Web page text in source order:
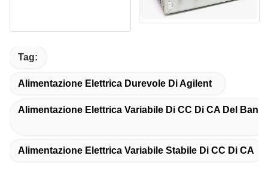
Tag:
Alimentazione Elettrica Durevole Di Agilent
Alimentazione Elettrica Variabile Di CC Di CA Del
Alimentazione Elettrica Variabile Stabile Di CC Di CA